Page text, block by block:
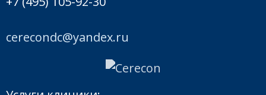
лечение и
моделируется
компьютере, а
cerecondc@yandex.ru